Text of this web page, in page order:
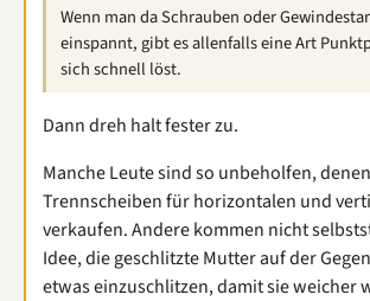
Wenn man da Schrauben oder
einspannt, gibt es allenfalls eine Art
sich schnell löst.
Dann dreh halt fester zu.
Manche Leute sind so unbeholfen,
Trennscheiben für horizontalen und
verkaufen. Andere kommen nicht
Idee, die geschlitzte Mutter auf der
etwas einzuschlitzen, damit sie weicher